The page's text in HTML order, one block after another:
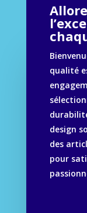
qualité
design
des
pour